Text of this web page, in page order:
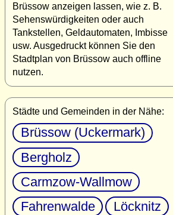
Brüssow anzeigen lassen, wie z. B.
Sehenswürdigkeiten oder auch
Tankstellen, Geldautomaten, Imbisse
usw. Ausgedruckt können Sie den
Stadtplan von Brüssow auch offline
nutzen.
Städte und Gemeinden in der Nähe:
Brüssow (Uckermark)
Bergholz
Carmzow-Wallmow
Fahrenwalde
Löcknitz